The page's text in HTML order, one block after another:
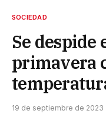
SOCIEDAD
Se despide
primavera
19 de septiembre de 2023